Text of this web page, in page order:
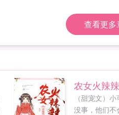
查看更多
农女火辣
（甜宠文）
没事，他们